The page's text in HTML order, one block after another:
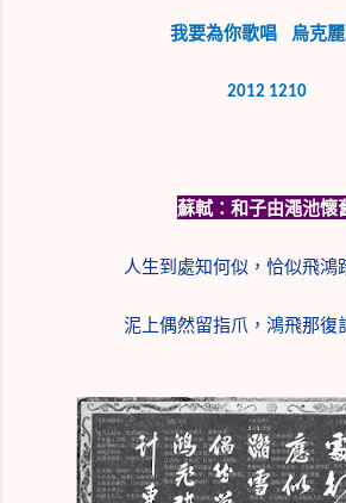
我要為你歌唱 烏克
2012 1210
蘇軾：和子由澠池懷
人生到處知何似，恰似飛鴻
泥上偶然留指爪，鴻飛那復